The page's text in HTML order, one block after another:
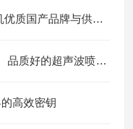
超声波纳米材料分散设备/分散机优质国产品牌与供应商盘点(2026年7月更新)
杭州辰轩｜5月售后好、评价好、品质好的超声波喷涂机/半导体芯片喷涂设备高端品牌
高效密钥